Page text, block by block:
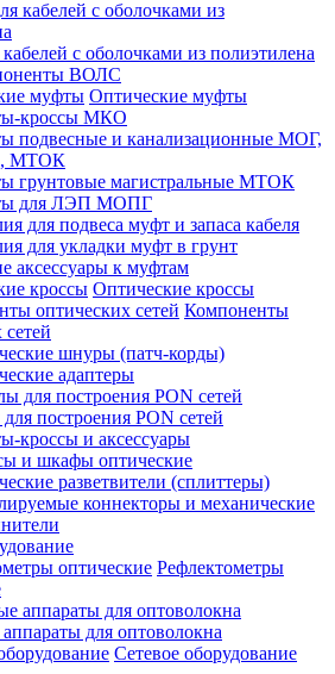
с оболочками из полиэтилена
ВОЛС
Оптические муфты
кроссы МКО
подвесные и канализационные МОГ,
МТОК
грунтовые магистральные МТОК
для ЛЭП МОПГ
для подвеса муфт и запаса кабеля
для укладки муфт в грунт
аксессуары к муфтам
Оптические кроссы
Компоненты
шнуры (патч-корды)
адаптеры
построения PON сетей
кроссы и аксессуары
и шкафы оптические
разветвители (сплиттеры)
коннекторы и механические
Рефлектометры
для оптоволокна
Сетевое оборудование